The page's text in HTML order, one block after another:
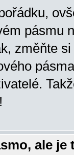
pásmu
změňte
ale je